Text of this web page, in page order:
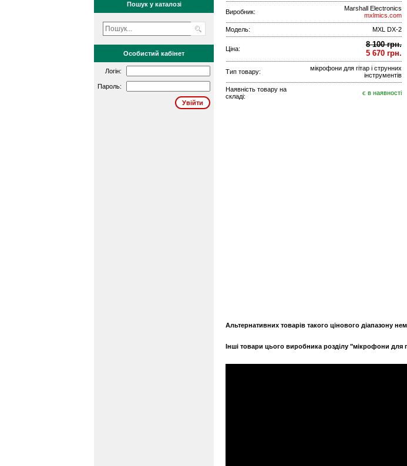
Пошук у каталозі
Особистий кабінет
Логін:
Пароль:
Виробник:
Marshall Electronics
mxlmics.com
Модель:
MXL DX-2
Ціна:
8 100 грн.
5 670 грн.
Тип товару:
мікрофони для гітар і струнних
інструментів
Наявність товару на
складі:
є в наявності
Альтернативних товарів такого цінового діапазону
Інші товари цього виробника розділу "мікрофони для